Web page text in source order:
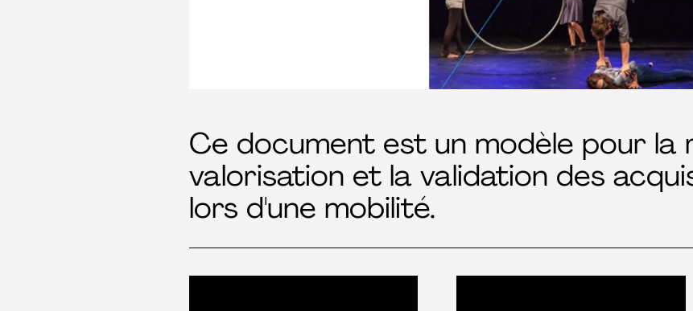
Ce document est un modèle pour la
valorisation et la validation des
lors d'une mobilité.